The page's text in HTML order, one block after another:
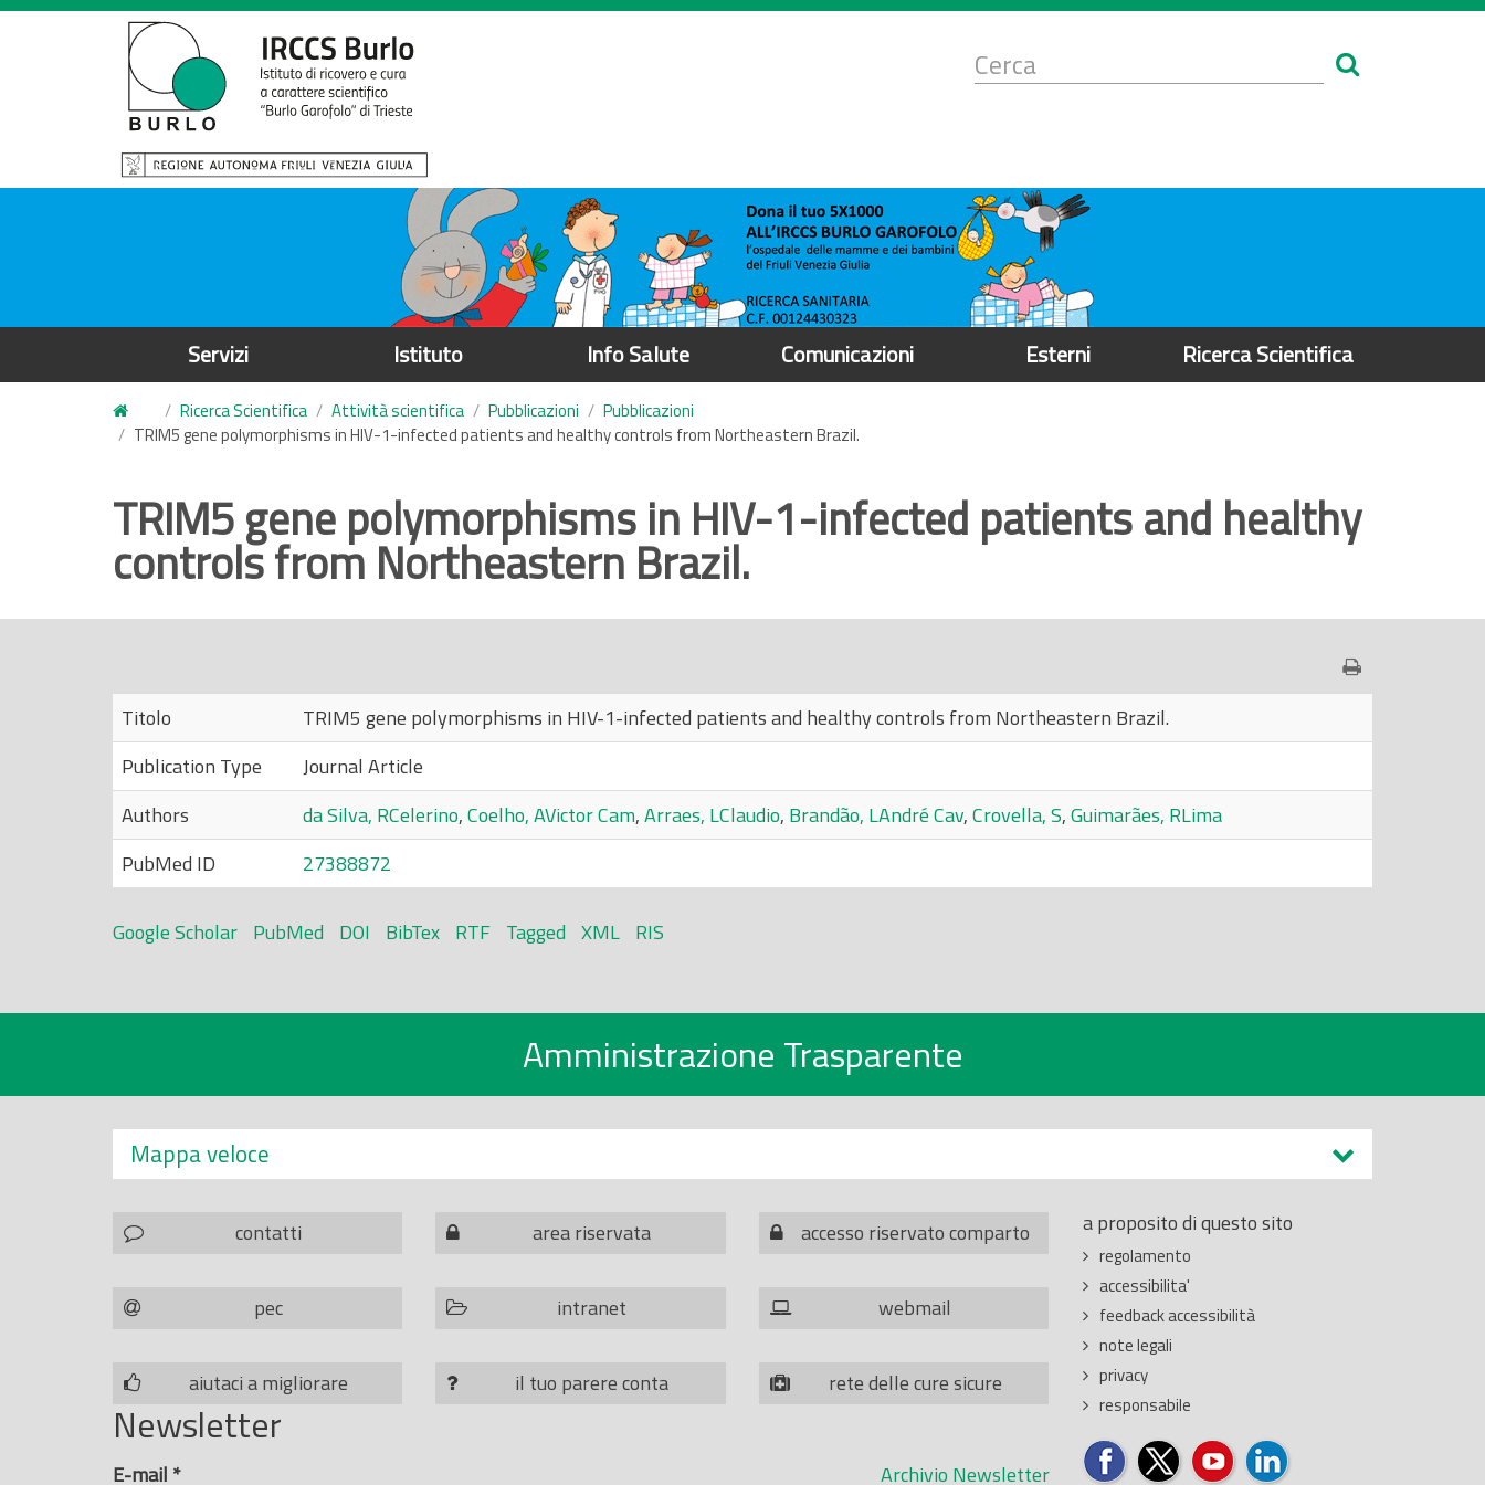
S
l
c
Form
di
Servizi Istituto Info Salute Comunicazioni Esterni Ricerca Scientifica
Ricerca Scientifica Attività scientifica Pubblicazioni
Pubblicazioni
TRIM5 gene polymorphisms in HIV-1-infected patients and healthy controls from Northeastern Brazil.
TRIM5 gene polymorphisms in HIV-1-infected patients and healthy
controls from Northeastern Brazil.
Titolo
TRIM5 gene polymorphisms in HIV-1-infected patients and healthy controls from Northeastern Brazil.
Publication Type
Journal Article
Authors
da Silva, RCelerino,Coelho, AVictor Cam,Arraes, LClaudio, Brandão, LAndré Cav,Crovella, S,Guimarães, RLima
PubMed ID
27388872
Google Scholar PubMed DOI BibTex RTF Tagged XML RIS
Amministrazione Trasparente
Mappa veloce
contatti area riservata accesso riservato comparto
pec intranet webmail
aiutaci a migliorare il tuo parere conta rete delle cure sicure
a proposito di questo sito
regolamento
accessibilita'
feedback accessibilità
note legali
privacy
responsabile
Newsletter
Archivio Newsletter
E-mail *